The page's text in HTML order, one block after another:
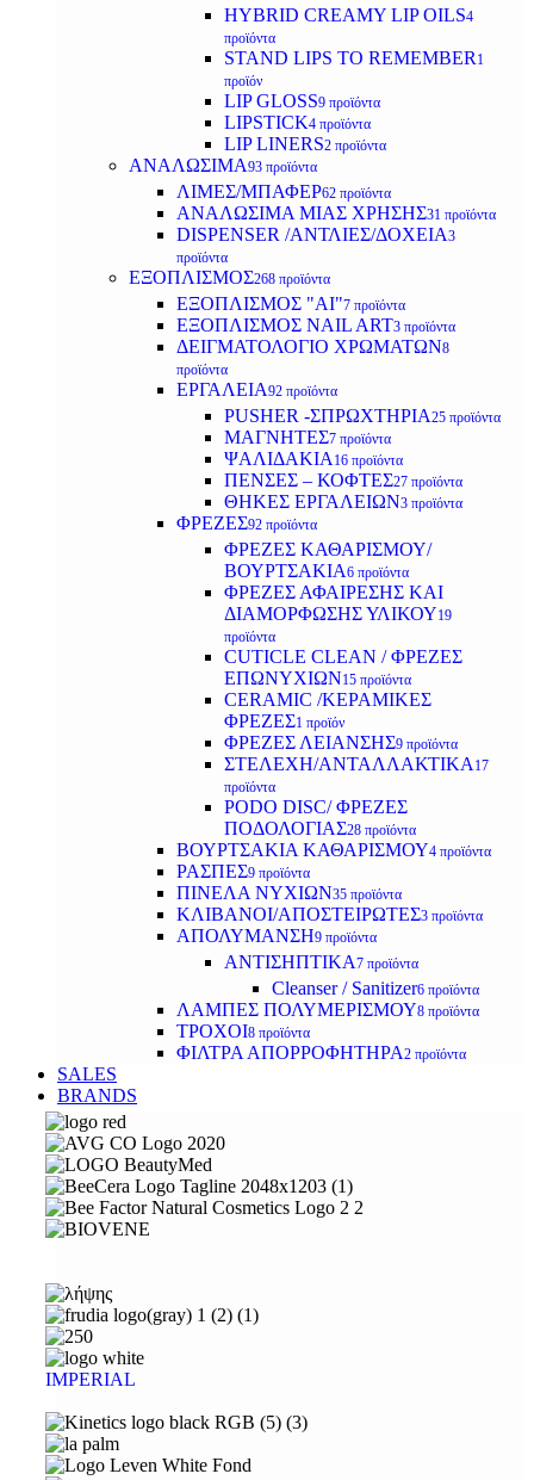
HYBRID CREAMY LIP OILS4
προϊόντα
STAND LIPS TO REMEMBER 1
προϊόν
LIP GLOSS9 προϊόντα
LIPSTICK4 προϊόντα
LIP LINERS2 προϊόντα
ΑΝΑΛΩΣΙΜΑ93 προϊόντα
ΛΙΜΕΣ/ΜΠΑΦΕΡ62 προϊόντα
ΑΝΑΛΩΣΙΜΑ ΜΙΑΣ ΧΡΗΣΗΣ31 προϊόντα
DISPENSER /ΑΝΤΛΙΕΣ/ΔΟΧΕΙΑ3
προϊόντα
ΕΞΟΠΛΙΣΜΟΣ268 προϊόντα
ΕΞΟΠΛΙΣΜΟΣ "AI"7 προϊόντα
ΕΞΟΠΛΙΣΜΟΣ NAIL ART3 προϊόντα
ΔΕΙΓΜΑΤΟΛΟΓΙΟ ΧΡΩΜΑΤΩΝ8
προϊόντα
ΕΡΓΑΛΕΙΑ92 προϊόντα
PUSHER -ΣΠΡΩΧΤΗΡΙΑ25 προϊόντα
ΜΑΓΝΗΤΕΣ7 προϊόντα
ΨΑΛΙΔΑΚΙΑ 16 προϊόντα
ΠΕΝΣΕΣ – ΚΟΦΤΕΣ27 προϊόντα
ΘΗΚΕΣ ΕΡΓΑΛΕΙΩΝ3 προϊόντα
ΦΡΕΖΕΣ92 προϊόντα
ΦΡΕΖΕΣ ΚΑΘΑΡΙΣΜΟΥ/
ΒΟΥΡΤΣΑΚΙΑ6 προϊόντα
ΦΡΕΖΕΣ ΑΦΑΙΡΕΣΗΣ ΚΑΙ
ΔΙΑΜΟΡΦΩΣΗΣ ΥΛΙΚΟΥ19
προϊόντα
CUTICLE CLEAN / ΦΡΕΖΕΣ
ΕΠΩΝΥΧΙΩΝ15 προϊόντα
CERAMIC /ΚΕΡΑΜΙΚΕΣ
ΦΡΕΖΕΣ1 προϊόν
ΦΡΕΖΕΣ ΛΕΙΑΝΣΗΣ9 προϊόντα
ΣΤΕΛΕΧΗ/ΑΝΤΑΛΛΑΚΤΙΚΑ 17
προϊόντα
PODO DISC/ ΦΡΕΖΕΣ
ΠΟΔΟΛΟΓΙΑΣ28 προϊόντα
ΒΟΥΡΤΣΑΚΙΑ ΚΑΘΑΡΙΣΜΟΥ4 προϊόντα
ΡΑΣΠΕΣ9 προϊόντα
ΠΙΝΕΛΑ ΝΥΧΙΩΝ35 προϊόντα
ΚΛΙΒΑΝΟΙ/ΑΠΟΣΤΕΙΡΩΤΕΣ3 προϊόντα
ΑΠΟΛΥΜΑΝΣΗ9 προϊόντα
ΑΝΤΙΣΗΠΤΙΚΑ7 προϊόντα
Cleanser / Sanitizer6 προϊόντα
ΛΑΜΠΕΣ ΠΟΛΥΜΕΡΙΣΜΟΥ8 προϊόντα
ΤΡΟΧΟΙ8 προϊόντα
ΦΙΛΤΡΑ ΑΠΟΡΡΟΦΗΤΗΡΑ2 προϊόντα
SALES
BRANDS
IMPERIAL